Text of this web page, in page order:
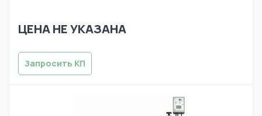
ЦЕНА НЕ УКАЗАНА
Запросить КП